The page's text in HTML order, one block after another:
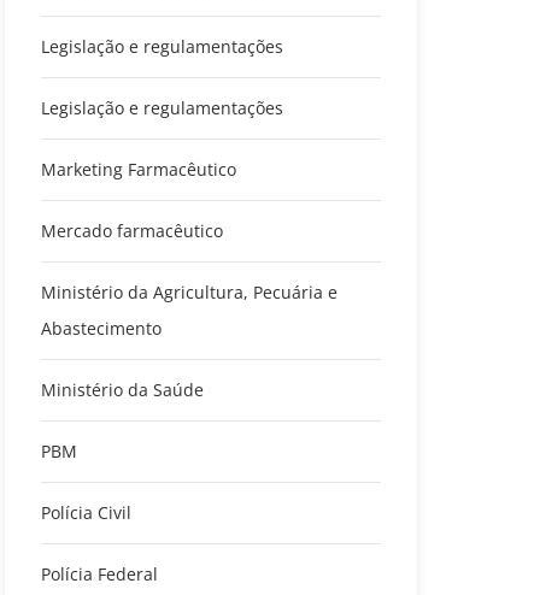
Legislação e regulamentações
Legislação e regulamentações
Marketing Farmacêutico
Mercado farmacêutico
Ministério da Agricultura, Pecuária e
Abastecimento
Ministério da Saúde
PBM
Polícia Civil
Polícia Federal